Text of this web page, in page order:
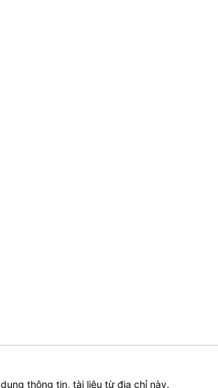
thông tin, tài liệu từ địa chỉ này.